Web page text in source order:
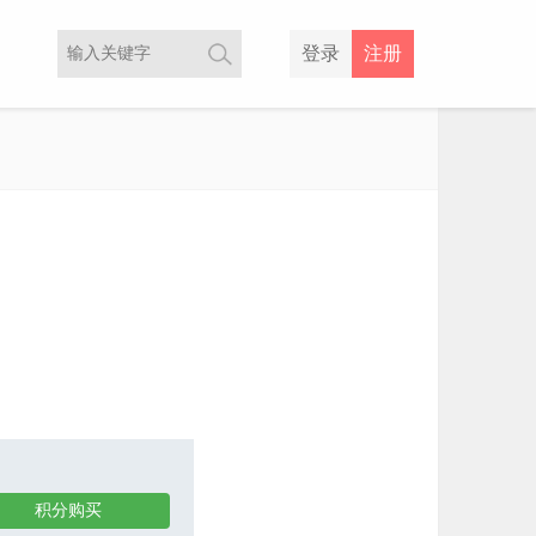
注册
登录
积分购买